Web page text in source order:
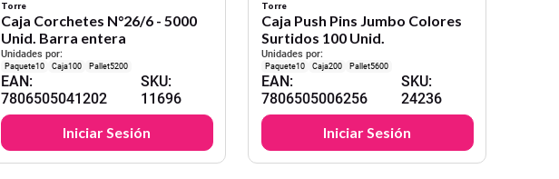
Torre
Caja Corchetes N°26/6 - 5000
Unid. Barra entera
Unidades por:
10 100 5200
EAN:
7806505041202
SKU:
11696
Iniciar Sesión
Torre
Caja Push Pins Jumbo Colores
Surtidos 100 Unid.
Unidades por:
10 200 5600
EAN:
7806505006256
SKU:
24236
Iniciar Sesión